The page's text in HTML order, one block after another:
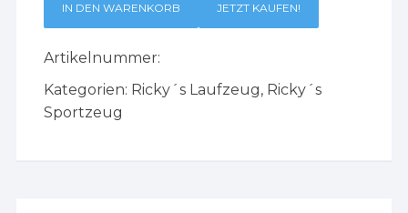
IN DEN WARENKORB JETZT KAUFEN!
Artikelnummer:
Kategorien: Ricky´s Laufzeug, Ricky´s
Sportzeug